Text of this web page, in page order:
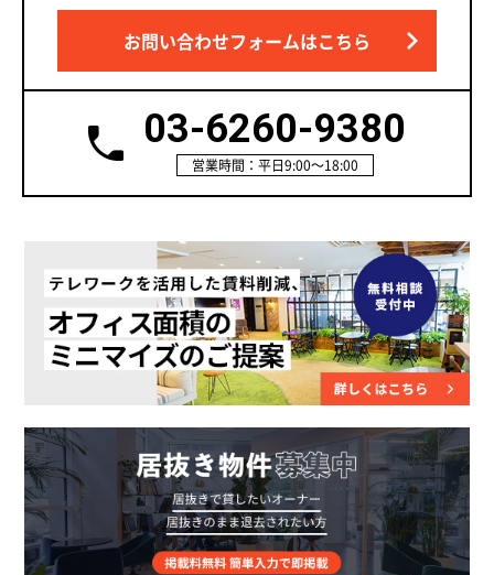
お問い合わせフォームはこちら
03-6260-9380
営業時間：平日9:00～18:00